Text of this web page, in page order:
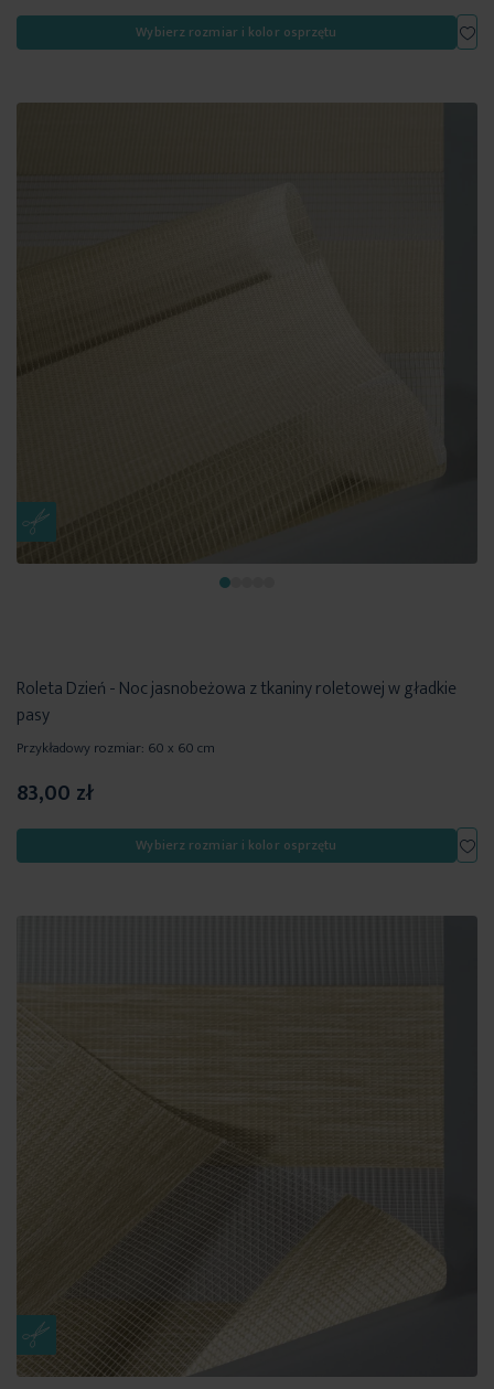
Wybierz rozmiar i kolor osprzętu
Roleta Dzień - Noc jasnobeżowa z tkaniny roletowej w gładkie
pasy
Przykładowy rozmiar: 60 x 60 cm
83,00 zł
Wybierz rozmiar i kolor osprzętu